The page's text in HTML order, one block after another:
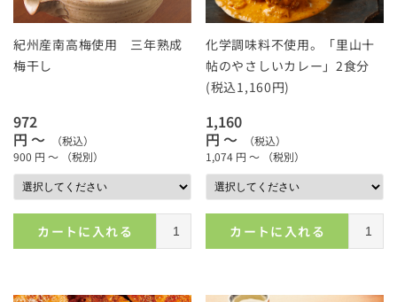
紀州産南高梅使用 三年熟成
梅干し
972
円 ～
（税込）
900 円 ～ （税別）
カートに入れる
化学調味料不使用。「里山十
帖のやさしいカレー」2食分
(税込1,160円)
1,160
円 ～
（税込）
1,074 円 ～ （税別）
カートに入れる